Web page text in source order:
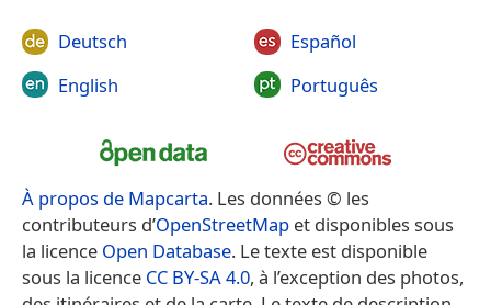
Deutsch
English
Español
Português
À propos de Mapcarta. Les données © les
contributeurs d’OpenStreetMap et disponibles sous
la licence Open Database. Le texte est disponible
sous la licence CC BY-SA 4.0, à l’exception des photos,